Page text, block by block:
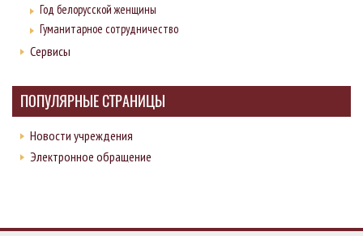
Год белорусской женщины
Гуманитарное сотрудничество
Сервисы
ПОПУЛЯРНЫЕ СТРАНИЦЫ
Новости учреждения
Электронное обращение